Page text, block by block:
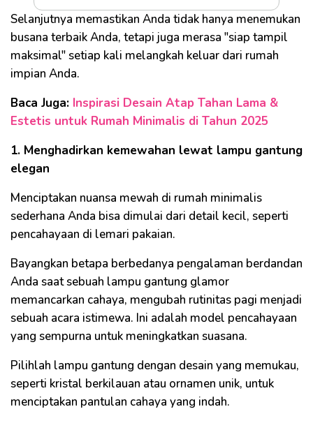
Selanjutnya memastikan Anda tidak hanya menemukan
busana terbaik Anda, tetapi juga merasa "siap tampil
maksimal" setiap kali melangkah keluar dari rumah
impian Anda.
Baca Juga: Inspirasi Desain Atap Tahan Lama &
Estetis untuk Rumah Minimalis di Tahun 2025
1. Menghadirkan kemewahan lewat lampu gantung
elegan
Menciptakan nuansa mewah di rumah minimalis
sederhana Anda bisa dimulai dari detail kecil, seperti
pencahayaan di lemari pakaian.
Bayangkan betapa berbedanya pengalaman berdandan
Anda saat sebuah lampu gantung glamor
memancarkan cahaya, mengubah rutinitas pagi menjadi
sebuah acara istimewa. Ini adalah model pencahayaan
yang sempurna untuk meningkatkan suasana.
Pilihlah lampu gantung dengan desain yang memukau,
seperti kristal berkilauan atau ornamen unik, untuk
menciptakan pantulan cahaya yang indah.